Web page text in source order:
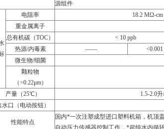
源组件
电阻率
18.2 MΩ-
重金属离子
总有机碳（TOC）
< 10 ppb
热源/内毒素
——
微生物/细菌
颗粒物
（>0.22μm）
产量（25℃）
1.5-2.0
水口（电动按钮）
性能特点
国内*一次注塑成型进口塑料机箱，机顶
自动压力传感器控制工作，*超纯水内循